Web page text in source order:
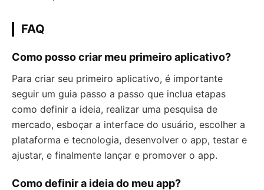
FAQ
Como posso criar meu primeiro aplicativo?
Para criar seu primeiro aplicativo, é importante
seguir um guia passo a passo que inclua etapas
como definir a ideia, realizar uma pesquisa de
mercado, esboçar a interface do usuário, escolher a
plataforma e tecnologia, desenvolver o app, testar e
ajustar, e finalmente lançar e promover o app.
Como definir a ideia do meu app?